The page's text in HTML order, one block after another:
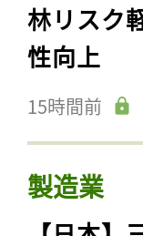
林リスク
性向上
15時間前
製造業